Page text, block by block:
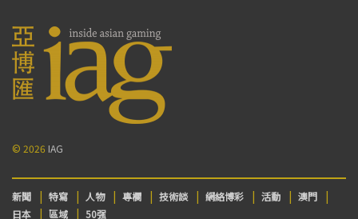
© 2026 IAG
新聞 特寫 人物 專欄 技術談 網絡博彩 活動
澳門
日本
區域 50强